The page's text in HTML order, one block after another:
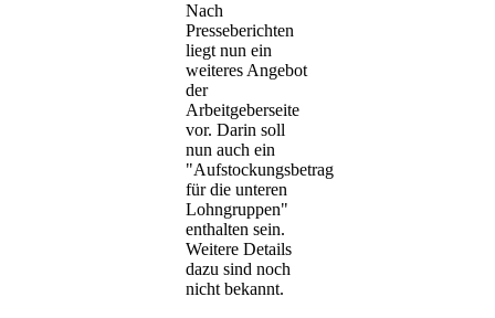
Nach
Presseberichten
liegt nun ein
weiteres Angebot
der
Arbeitgeberseite
vor. Darin soll
nun auch ein
"Aufstockungsbetrag
für die unteren
Lohngruppen"
enthalten sein.
Weitere Details
dazu sind noch
nicht bekannt.